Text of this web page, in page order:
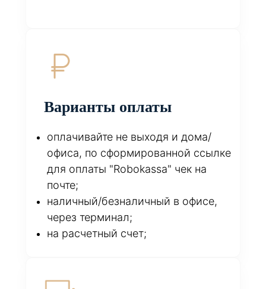
Варианты оплаты
оплачивайте не выходя и дома/
офиса, по сформированной ссылке
для оплаты "Robokassa" чек на
почте;
наличный/безналичный в офисе,
через терминал;
на расчетный счет;